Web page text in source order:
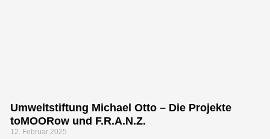
Adam Opel, Gründer der Firma
Umweltstiftung Michael Otto – Die Projekte
toMOORow und F.R.A.N.Z.
12. Februar 2025